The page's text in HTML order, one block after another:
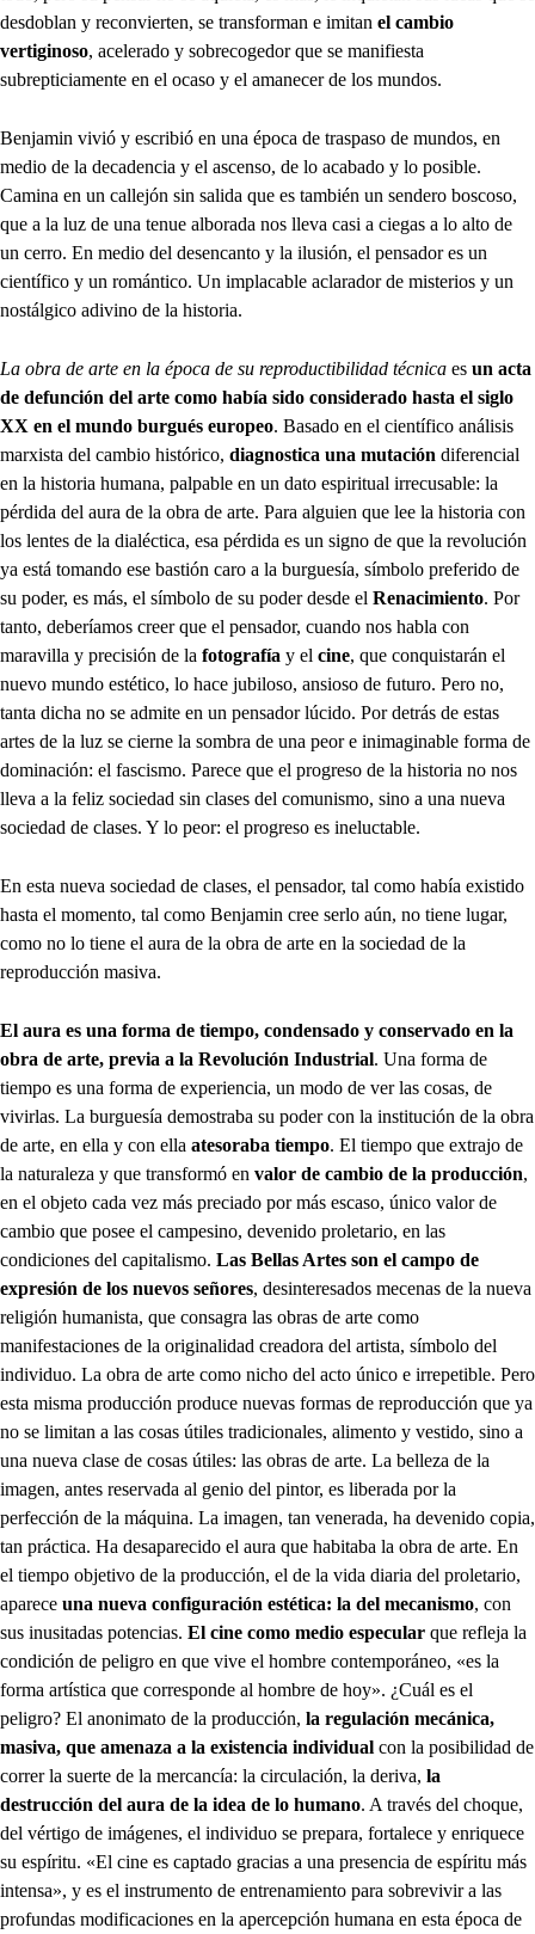
desdoblan y reconvierten, se transforman e imitan el cambio
vertiginoso, acelerado y sobrecogedor que se manifiesta
subrepticiamente en el ocaso y el amanecer de los mundos.
Benjamin vivió y escribió en una época de traspaso de mundos, en
medio de la decadencia y el ascenso, de lo acabado y lo posible.
Camina en un callejón sin salida que es también un sendero boscoso,
que a la luz de una tenue alborada nos lleva casi a ciegas a lo alto de
un cerro. En medio del desencanto y la ilusión, el pensador es un
científico y un romántico. Un implacable aclarador de misterios y un
nostálgico adivino de la historia.
La obra de arte en la época de su reproductibilidad técnica es un acta
de defunción del arte como había sido considerado hasta el siglo
XX en el mundo burgués europeo. Basado en el científico análisis
marxista del cambio histórico, diagnostica una mutación diferencial
en la historia humana, palpable en un dato espiritual irrecusable: la
pérdida del aura de la obra de arte. Para alguien que lee la historia con
los lentes de la dialéctica, esa pérdida es un signo de que la revolución
ya está tomando ese bastión caro a la burguesía, símbolo preferido de
su poder, es más, el símbolo de su poder desde el Renacimiento. Por
tanto, deberíamos creer que el pensador, cuando nos habla con
maravilla y precisión de la fotografía y el cine, que conquistarán el
nuevo mundo estético, lo hace jubiloso, ansioso de futuro. Pero no,
tanta dicha no se admite en un pensador lúcido. Por detrás de estas
artes de la luz se cierne la sombra de una peor e inimaginable forma de
dominación: el fascismo. Parece que el progreso de la historia no nos
lleva a la feliz sociedad sin clases del comunismo, sino a una nueva
sociedad de clases. Y lo peor: el progreso es ineluctable.
En esta nueva sociedad de clases, el pensador, tal como había existido
hasta el momento, tal como Benjamin cree serlo aún, no tiene lugar,
como no lo tiene el aura de la obra de arte en la sociedad de la
reproducción masiva.
El aura es una forma de tiempo, condensado y conservado en la
obra de arte, previa a la Revolución Industrial. Una forma de
tiempo es una forma de experiencia, un modo de ver las cosas, de
vivirlas. La burguesía demostraba su poder con la institución de la obra
de arte, en ella y con ella atesoraba tiempo. El tiempo que extrajo de
la naturaleza y que transformó en valor de cambio de la producción,
en el objeto cada vez más preciado por más escaso, único valor de
cambio que posee el campesino, devenido proletario, en las
condiciones del capitalismo. Las Bellas Artes son el campo de
expresión de los nuevos señores, desinteresados mecenas de la nueva
religión humanista, que consagra las obras de arte como
manifestaciones de la originalidad creadora del artista, símbolo del
individuo. La obra de arte como nicho del acto único e irrepetible. Pero
esta misma producción produce nuevas formas de reproducción que ya
no se limitan a las cosas útiles tradicionales, alimento y vestido, sino a
una nueva clase de cosas útiles: las obras de arte. La belleza de la
imagen, antes reservada al genio del pintor, es liberada por la
perfección de la máquina. La imagen, tan venerada, ha devenido copia,
tan práctica. Ha desaparecido el aura que habitaba la obra de arte. En
el tiempo objetivo de la producción, el de la vida diaria del proletario,
aparece una nueva configuración estética: la del mecanismo, con
sus inusitadas potencias. El cine como medio especular que refleja la
condición de peligro en que vive el hombre contemporáneo, «es la
forma artística que corresponde al hombre de hoy». ¿Cuál es el
peligro? El anonimato de la producción, la regulación mecánica,
masiva, que amenaza a la existencia individual con la posibilidad de
correr la suerte de la mercancía: la circulación, la deriva, la
destrucción del aura de la idea de lo humano. A través del choque,
del vértigo de imágenes, el individuo se prepara, fortalece y enriquece
su espíritu. «El cine es captado gracias a una presencia de espíritu más
intensa», y es el instrumento de entrenamiento para sobrevivir a las
profundas modificaciones en la apercepción humana en esta época de